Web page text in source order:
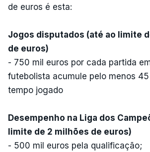
de euros é esta:
Jogos disputados (até ao limite
de euros)
- 750 mil euros por cada partida
futebolista acumule pelo menos
tempo jogado
Desempenho na Liga dos
limite de 2 milhões de euros)
- 500 mil euros pela qualificação;